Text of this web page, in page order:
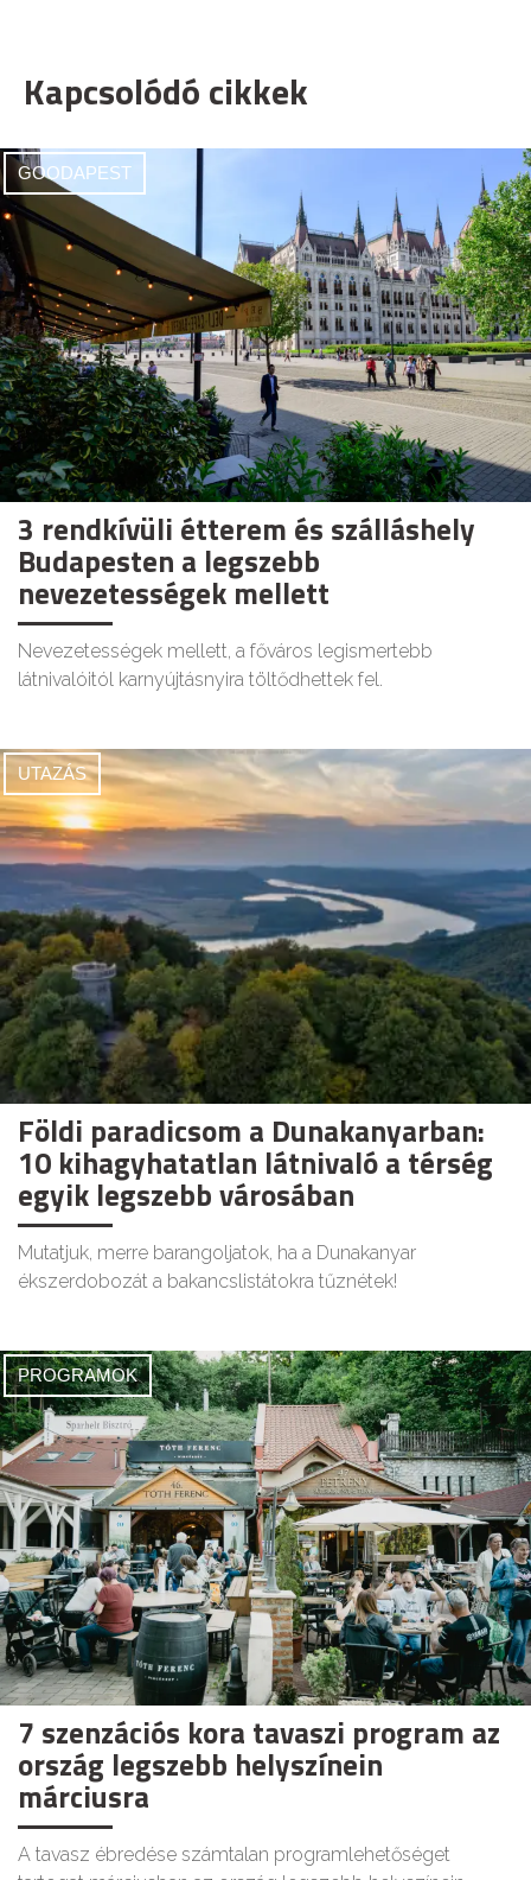
Kapcsolódó cikkek
GOODAPEST
3 rendkívüli étterem és szálláshely
Budapesten a legszebb
nevezetességek mellett
Nevezetességek mellett, a főváros legismertebb
látnivalóitól karnyújtásnyira töltődhettek fel.
UTAZÁS
Földi paradicsom a Dunakanyarban:
10 kihagyhatatlan látnivaló a térség
egyik legszebb városában
Mutatjuk, merre barangoljatok, ha a Dunakanyar
ékszerdobozát a bakancslistátokra tűznétek!
PROGRAMOK
7 szenzációs kora tavaszi program az
ország legszebb helyszínein
márciusra
A tavasz ébredése számtalan programlehetőséget